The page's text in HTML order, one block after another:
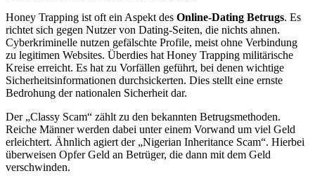
Honey Trapping ist oft ein Aspekt des Online-Dating Betrugs. Es
richtet sich gegen Nutzer von Dating-Seiten, die nichts ahnen.
Cyberkriminelle nutzen gefälschte Profile, meist ohne Verbindung
zu legitimen Websites. Überdies hat Honey Trapping militärische
Kreise erreicht. Es hat zu Vorfällen geführt, bei denen wichtige
Sicherheitsinformationen durchsickerten. Dies stellt eine ernste
Bedrohung der nationalen Sicherheit dar.
Der „Classy Scam“ zählt zu den bekannten Betrugsmethoden.
Reiche Männer werden dabei unter einem Vorwand um viel Geld
erleichtert. Ähnlich agiert der „Nigerian Inheritance Scam“. Hierbei
überweisen Opfer Geld an Betrüger, die dann mit dem Geld
verschwinden.